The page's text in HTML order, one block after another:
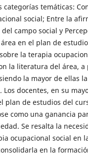
categorías temáticas:
social; Entre la
campo social y
en el plan de
la terapia
la literatura del área,
la mayor de ellas
Los docentes, en su
plan de estudios del
como una ganancia
Se resalta la
ocupacional social en
en la